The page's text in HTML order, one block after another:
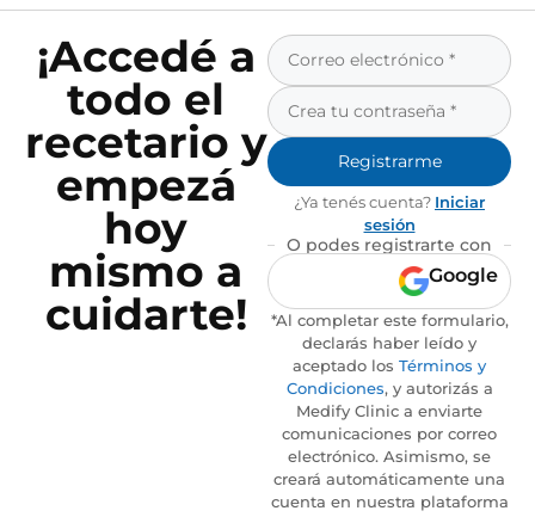
¡Accedé a
todo el
recetario y
empezá
hoy
mismo a
cuidarte!
Registrarme
¿Ya tenés cuenta? Iniciar
sesión
O podes registrarte con
Google
*Al completar este formulario,
declarás haber leído y
aceptado los Términos y
Condiciones, y autorizás a
Medify Clinic a enviarte
comunicaciones por correo
electrónico. Asimismo, se
creará automáticamente una
cuenta en nuestra plataforma